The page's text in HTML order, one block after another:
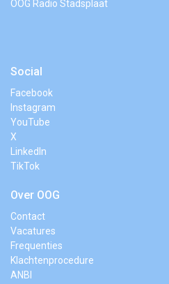
OOG Radio Stadsplaat
Social
Facebook
Instagram
YouTube
X
LinkedIn
TikTok
Over OOG
Contact
Vacatures
Frequenties
Klachtenprocedure
ANBI